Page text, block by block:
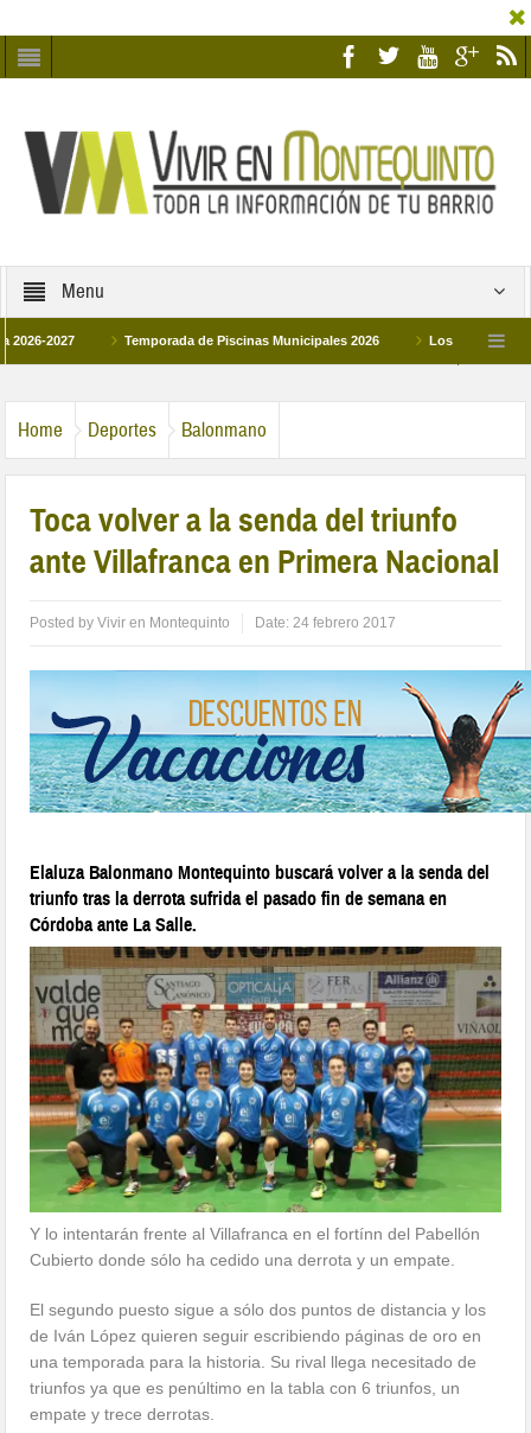
Menu
Temporada de Piscinas Municipales 2026 Los Campus de
Home Deportes Balonmano
Toca volver a la senda del triunfo
ante Villafranca en Primera Nacional
Posted byVivir en Montequinto Date:24 febrero 2017
Elaluza Balonmano Montequinto buscará volver a la senda del
triunfo tras la derrota sufrida el pasado fin de semana en
Córdoba ante La Salle.
Y lo intentarán frente al Villafranca en el fortínn del Pabellón
Cubierto donde sólo ha cedido una derrota y un empate.
El segundo puesto sigue a sólo dos puntos de distancia y los
de Iván López quieren seguir escribiendo páginas de oro en
una temporada para la historia. Su rival llega necesitado de
triunfos ya que es penúltimo en la tabla con 6 triunfos, un
empate y trece derrotas.